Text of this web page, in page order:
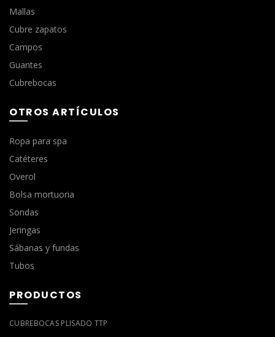
Mallas
Cubre zapatos
Campos
Guantes
Cubrebocas
OTROS ARTÍCULOS
Ropa para spa
Catéteres
Overol
Bolsa mortuoria
Sondas
Jeringas
Sábanas y fundas
Tubos
PRODUCTOS
CUBREBOCAS PLISADO TTP